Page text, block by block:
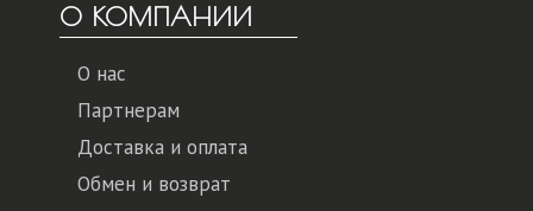
О КОМПАНИИ
О нас
Партнерам
Доставка и оплата
Обмен и возврат